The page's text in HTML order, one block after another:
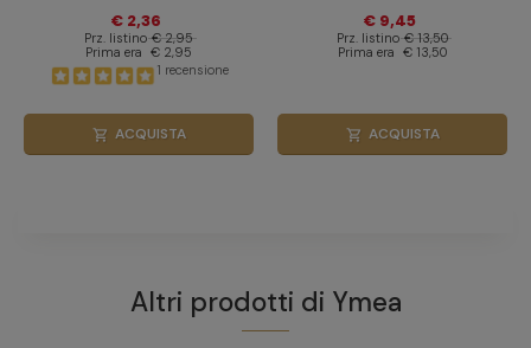
€ 2,36
Prz. listino € 2,95
Prima era € 2,95
1 recensione
shopping_cart ACQUISTA
€ 9,45
Prz. listino € 13,50
Prima era € 13,50
shopping_cart ACQUISTA
Altri prodotti di Ymea